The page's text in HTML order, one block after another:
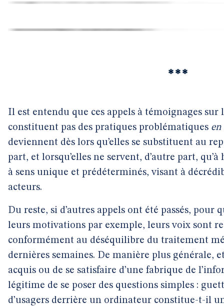
***
Il est entendu que ces appels à témoignages sur
constituent pas des pratiques problématiques en
deviennent dès lors qu’elles se substituent au
part, et lorsqu’elles ne servent, d’autre part,
à sens unique et prédéterminés, visant à
acteurs.
Du reste, si d’autres appels ont été passés, pour
leurs motivations par exemple, leurs voix sont
conformément au déséquilibre du traitement
dernières semaines. De manière plus générale,
acquis ou de se satisfaire d’une fabrique de
légitime de se poser des questions simples :
d’usagers derrière un ordinateur constitue-t-il